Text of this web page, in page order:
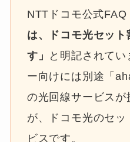
NTTドコモ公式FAQ
は、ドコモ光セット
す」
と明記されて
ー向けには別途「
の光回線サービス
が、ドコモ光のセ
ビスです。